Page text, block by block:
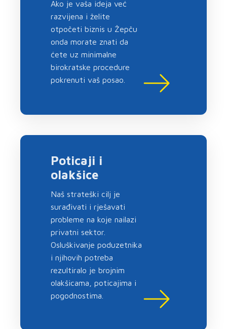
Ako je vaša ideja već
razvijena i želite
otpočeti biznis u Žepču
onda morate znati da
ćete uz minimalne
birokratske procedure
pokrenuti vaš posao.
Poticaji i
olakšice
Naš strateški cilj je
surađivati i rješavati
probleme na koje nailazi
privatni sektor.
Osluškivanje poduzetnika
i njihovih potreba
rezultiralo je brojnim
olakšicama, poticajima i
pogodnostima.